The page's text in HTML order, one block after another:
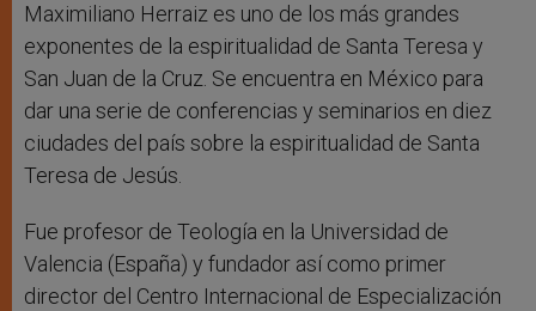
Maximiliano Herraiz es uno de los más grandes
exponentes de la espiritualidad de Santa Teresa y
San Juan de la Cruz. Se encuentra en México para
dar una serie de conferencias y seminarios en diez
ciudades del país sobre la espiritualidad de Santa
Teresa de Jesús.
Fue profesor de Teología en la Universidad de
Valencia (España) y fundador así como primer
director del Centro Internacional de Especialización